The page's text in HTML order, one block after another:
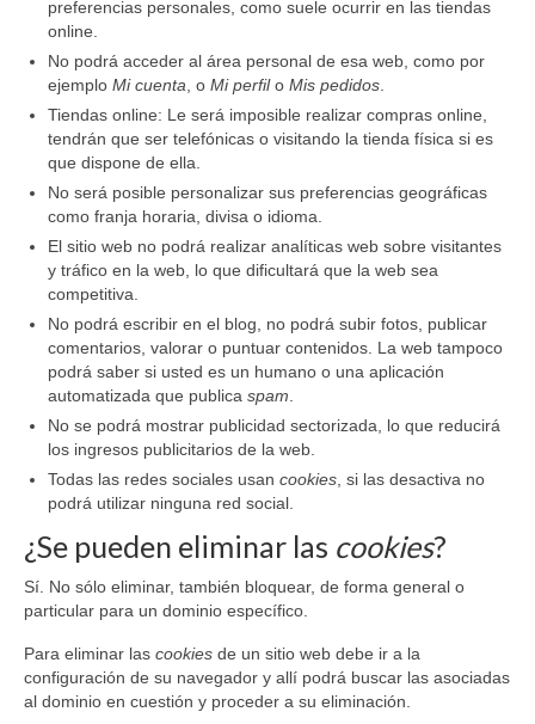
preferencias personales, como suele ocurrir en las tiendas
online.
No podrá acceder al área personal de esa web, como por
ejemplo Mi cuenta , o Mi perfilo Mis pedidos
Tiendas online: Le será imposible realizar compras online,
tendrán que ser telefónicas o visitando la tienda física si es
que dispone de ella.
No será posible personalizar sus preferencias geográficas
como franja horaria, divisa o idioma.
El sitio web no podrá realizar analíticas web sobre visitantes
y tráfico en la web, lo que dificultará que la web sea
competitiva.
No podrá escribir en el blog, no podrá subir fotos, publicar
comentarios, valorar o puntuar contenidos. La web tampoco
podrá saber si usted es un humano o una aplicación
automatizada que publica spam
No se podrá mostrar publicidad sectorizada, lo que reducirá
los ingresos publicitarios de la web.
Todas las redes sociales usan cookies , si las desactiva no
podrá utilizar ninguna red social.
¿Se pueden eliminar las cookies?
Sí. No sólo eliminar, también bloquear, de forma general o
particular para un dominio específico.
Para eliminar las cookies de un sitio web debe ir a la
configuración de su navegador y allí podrá buscar las asociadas
al dominio en cuestión y proceder a su eliminación.